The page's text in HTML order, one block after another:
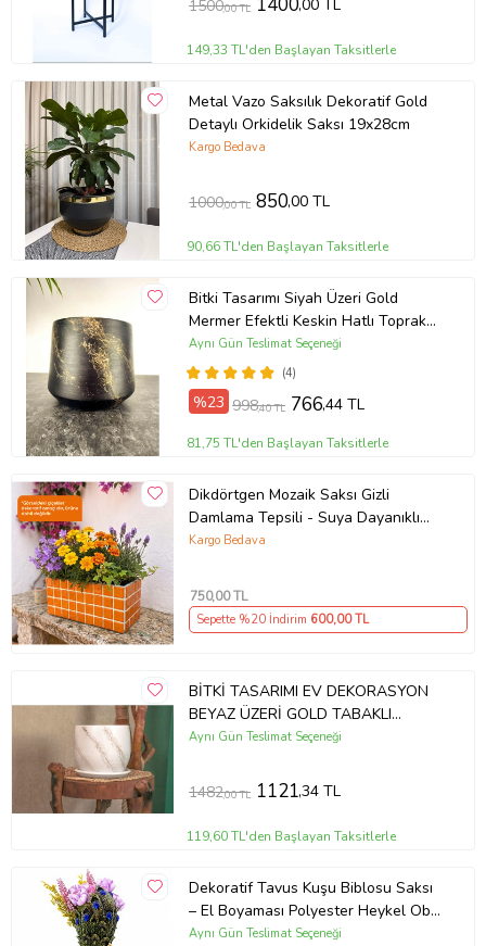
1500,00 TL ,00 TL
149,33 TL'den Başlayan Taksitlerle
Metal Vazo Saksılık Dekoratif Gold
Detaylı Orkidelik Saksı 19x28cm
Kargo Bedava
1000,00 TL 850,00 TL
90,66 TL'den Başlayan Taksitlerle
Bitki Tasarımı Siyah Üzeri Gold
Mermer Efektli Keskin Hatlı Toprak
Saksı Saksılık Salon Çiçeklik - 19 CM
(4)
Aynı Gün Teslimat Seçeneği
%23 998,40 TL 766,44 TL
81,75 TL'den Başlayan Taksitlerle
Dikdörtgen Mozaik Saksı Gizli
Damlama Tepsili - Suya Dayanıklı
Çiçek Saksısı
Kargo Bedava
750,00 TL
Sepette %20 İndirim 600,00 TL
BİTKİ TASARIMI EV DEKORASYON
BEYAZ ÜZERİ GOLD TABAKLI
TERRACOTA TOPRAK SAKSI
Aynı Gün Teslimat Seçeneği
1482,00 TL 1121,34 TL
119,60 TL'den Başlayan Taksitlerle
Dekoratif Tavus Kuşu Biblosu Saksı
– El Boyaması Polyester Heykel Obje
28 cm
Aynı Gün Teslimat Seçeneği